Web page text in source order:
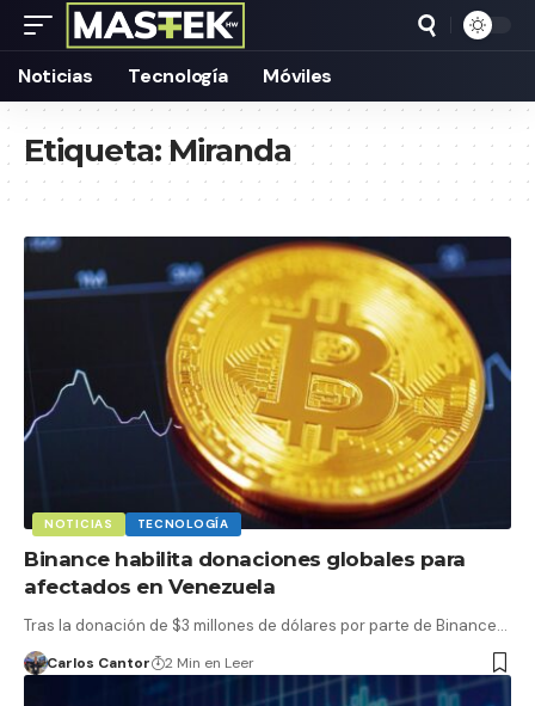
Noticias Tecnología Móviles
Etiqueta:Miranda
NOTICIAS TECNOLOGÍA
Binance habilita donaciones globales para
afectados en Venezuela
Tras la donación de $3 millones de dólares por parte de Binance…
Carlos Cantor 2 Min en Leer